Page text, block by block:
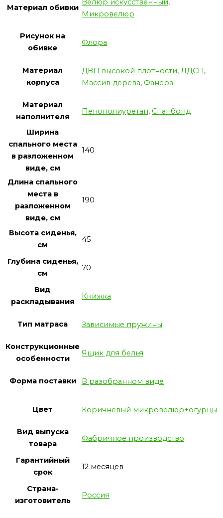
Материал обивки
Велюр искусственный,
Микровелюр
Рисунок на
обивке
Флора
Материал
корпуса
ДВП высокой плотности, ЛДСП,
Массив дерева, Фанера
Материал
наполнителя
Пенополиуретан, Спанбонд
Ширина
спального места
в разложенном
виде, см
140
Длина спального
места в
разложенном
виде, см
190
Высота сиденья,
см
45
Глубина сиденья,
см
70
Вид
раскладывания
Книжка
Тип матраса Зависимые пружины
Конструкционные
особенности
Ящик для белья
Форма поставки В разобранном виде
Цвет Коричневый микровелюр+огурцы
Вид выпуска
товара
Фабричное производство
Гарантийный
срок
12 месяцев
Страна-
изготовитель
Россия